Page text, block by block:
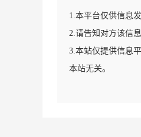
1.本平台仅供信息
2.请告知对方该信
3.本站仅提供信息
本站无关。